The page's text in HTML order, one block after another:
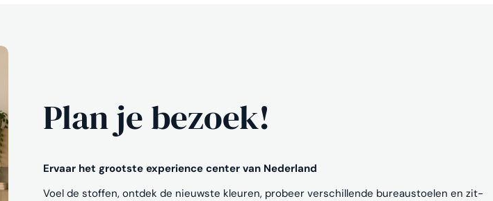
Plan je bezoek!
Ervaar het grootste experience center van Nederland
Voel de stoffen, ontdek de nieuwste kleuren, probeer verschillende bureaustoelen en zit-